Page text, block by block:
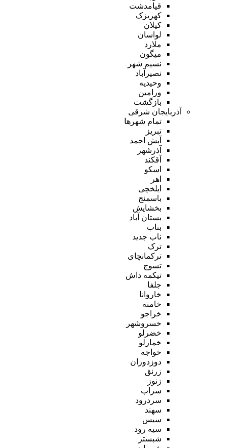
قیامدشت
کهریزک
کیلان
لواسان
ملارد
میگون
نسیم شهر
نصیرآباد
وحیدیه
ورامین
بازگشت
آذربایجان شرقی
تمام شهر‌ها
تبریز
آبش احمد
آذرشهر
آقکند
اسکو
اهر
ایلخچی
باسمنج
بخشایش
بستان آباد
بناب
ناب جدید
ترک
ترکمانچای
تسوج
تیکمه داش
جلفا
خاروانا
خامنه
خراجو
خسروشهر
خضرلو
خمارلو
خواجه
دوزدوزان
زرنق
زنوز
سراب
سردرود
سهند
سیس
سیه رود
شبستر